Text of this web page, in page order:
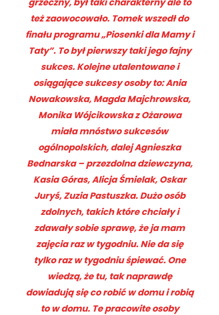
też zaowocowało. Tomek wszedł do
finału programu „Piosenki dla Mamy i
Taty”. To był pierwszy taki jego fajny
sukces. Kolejne utalentowane i
osiągające sukcesy osoby to: Ania
Nowakowska, Magda Majchrowska,
Monika Wójcikowska z Ożarowa
miała mnóstwo sukcesów
ogólnopolskich, dalej Agnieszka
Bednarska – przezdolna dziewczyna,
Kasia Góras, Alicja Śmielak, Oskar
Juryś, Zuzia Pastuszka. Dużo osób
zdolnych, takich które chciały i
zdawały sobie sprawę, że ja mam
zajęcia raz w tygodniu. Nie da się
tylko raz w tygodniu śpiewać. One
wiedzą, że tu, tak naprawdę
dowiadują się co robić w domu i robią
to w domu. Te pracowite osoby